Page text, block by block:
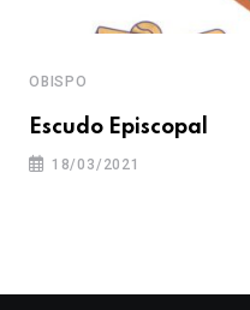
OBISPO
Escudo Episcopal
18/03/2021